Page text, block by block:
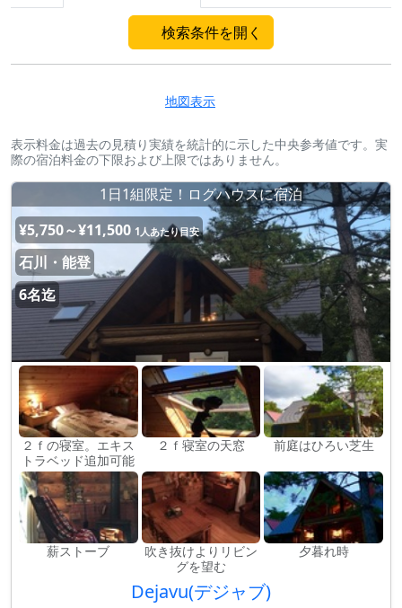
検索条件を開く
地図表示
表示料金は過去の見積り実績を統計的に示した中央参考値です。実
際の宿泊料金の下限および上限ではありません。
1日1組限定！ログハウスに宿泊
¥5,750～¥11,500 1人あたり目安
石川・能登
6名迄
２ｆの寝室。エキス
トラベッド追加可能
２ｆ寝室の天窓 前庭はひろい芝生
薪ストーブ
吹き抜けよりリビン
グを望む
夕暮れ時
Dejavu(デジャブ)